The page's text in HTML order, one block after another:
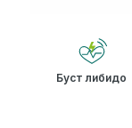
Буст либидо